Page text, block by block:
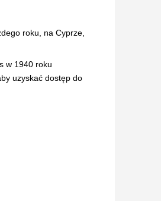
roku, na Cyprze,
w 1940 roku
uzyskać dostęp do